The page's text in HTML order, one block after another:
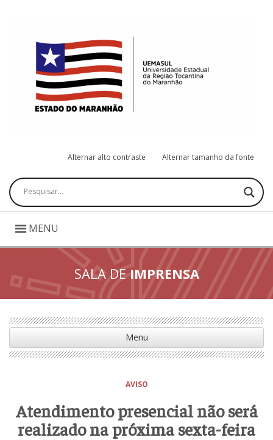
Alternar alto contraste Alternar tamanho da fonte
Pesquisar
MENU
SALA DEIMPRENSA
Menu
AVISO
Atendimento presencial não será
realizado na próxima sexta-feira